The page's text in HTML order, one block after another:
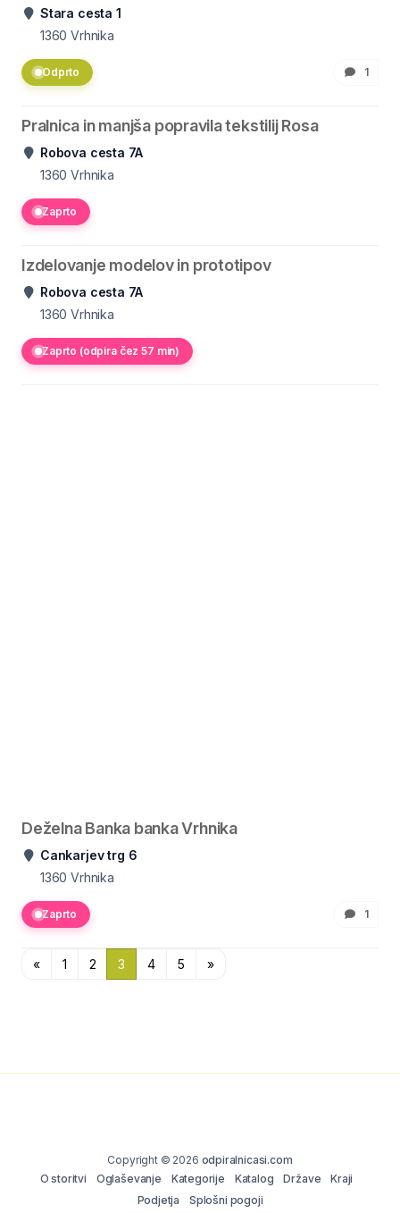
Stara cesta 1
1360 Vrhnika
Odprto 1
Pralnica in manjša popravila tekstilij Rosa
Robova cesta 7A
1360 Vrhnika
Zaprto
Izdelovanje modelov in prototipov
Robova cesta 7A
1360 Vrhnika
Zaprto (odpira čez 57 min)
Deželna Banka banka Vrhnika
Cankarjev trg 6
1360 Vrhnika
Zaprto 1
« 1 2 3 4 5 »
Copyright © 2026 odpiralnicasi.com
O storitvi
Oglaševanje Kategorije Katalog Države
Kraji
Podjetja
Splošni pogoji